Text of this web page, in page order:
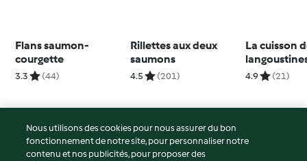
Flans saumon-
courgette
3.3 (44)
Rillettes aux deux
saumons
4.5 (201)
La cuisson
4.9 (21)
© Copyright 2026
Nous utilisons des cookies pour nous assurer du bon
fonctionnement de notre site, pour personnaliser notre
contenu et nos publicités, pour proposer des